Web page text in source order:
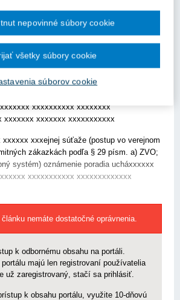
s obsahom informácie o výsledku
xxxxxxxxxx xxxxxxxx
xxxxxxx xxxxxxx xxxxxxxxxxx
xxxejnej súťaže (postup vo verejnom
zákazkách podľa § 29 písm. a) ZVO;
systém) oznámenie poradia ucháxxxxxx
xxxxxxxxxxx xxxxxxxxxxxxx
článku nemáte dostatočné oprávnenia.
k odbornému obsahu na portáli.
majú len registrovaní používatelia
už zaregistrovaný, stačí sa prihlásiť.
k obsahu portálu, využite 10-dňovú
súborov cookie
nepovinné súbory cookie
všetky súbory cookie